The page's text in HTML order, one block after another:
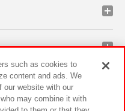
such as cookies to
content and ads. We
our website with our
may combine it with